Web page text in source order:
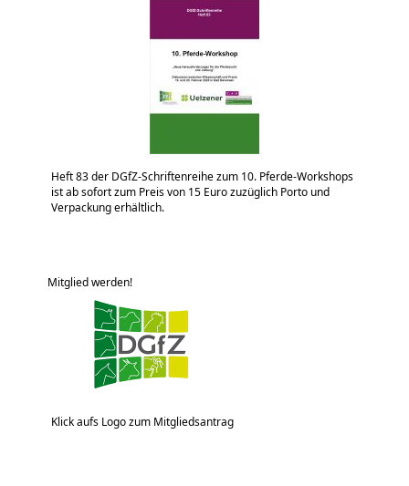
Heft 83 der DGfZ-Schriftenreihe zum 10. Pferde-Workshops
ist ab sofort zum Preis von 15 Euro zuzüglich Porto und
Verpackung erhältlich.
Mitglied werden!
Klick aufs Logo zum Mitgliedsantrag